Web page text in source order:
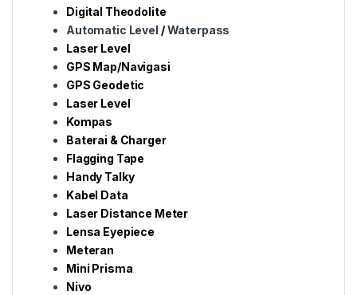
Digital Theodolite
Automatic Level /Waterpass
Laser Level
GPS Map/Navigasi
GPS Geodetic
Laser Level
Kompas
Baterai & Charger
Flagging Tape
Handy Talky
Kabel Data
Laser Distance Meter
Lensa Eyepiece
Meteran
Mini Prisma
Nivo